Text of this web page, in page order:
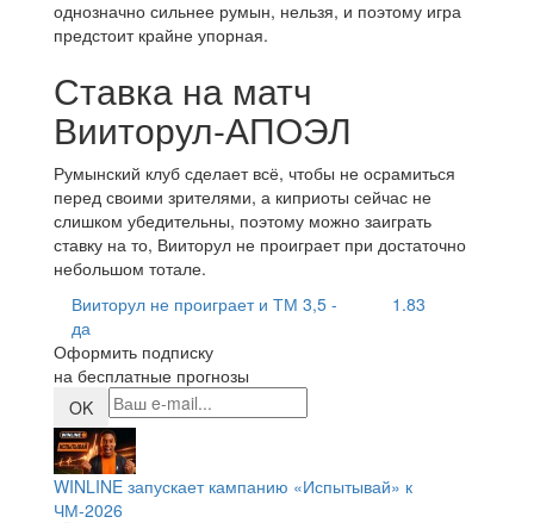
однозначно сильнее румын, нельзя, и поэтому игра
предстоит крайне упорная.
Ставка на матч
Вииторул-АПОЭЛ
Румынский клуб сделает всё, чтобы не осрамиться
перед своими зрителями, а киприоты сейчас не
слишком убедительны, поэтому можно заиграть
ставку на то, Вииторул не проиграет при достаточно
небольшом тотале.
Вииторул не проиграет и ТМ 3,5 -
да
1.83
Оформить подписку
на бесплатные прогнозы
OK
WINLINE запускает кампанию «Испытывай» к
ЧМ-2026